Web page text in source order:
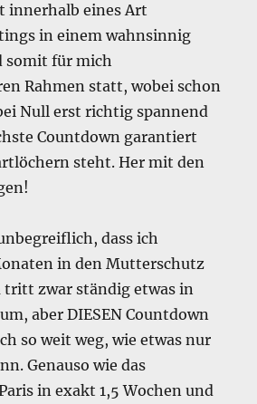
innerhalb eines Art
in einem wahnsinnig
somit für mich
Rahmen statt, wobei schon
Null erst richtig spannend
Countdown garantiert
steht. Her mit den
dass ich
in den Mutterschutz
tritt zwar ständig etwas in
aber DIESEN Countdown
so weit weg, wie etwas nur
Genauso wie das
in exakt 1,5 Wochen und